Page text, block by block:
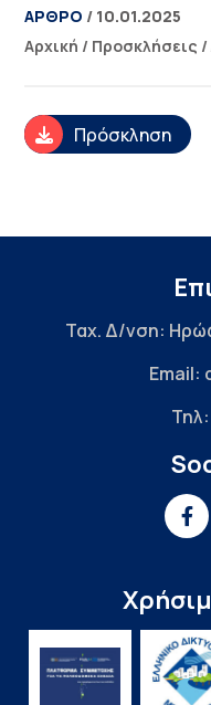
ΑΡΘΡΟ / 10.01.2025
Αρχική / Προσκλήσεις /
Πρόσκληση
Ταχ. Δ/νση:
Email: